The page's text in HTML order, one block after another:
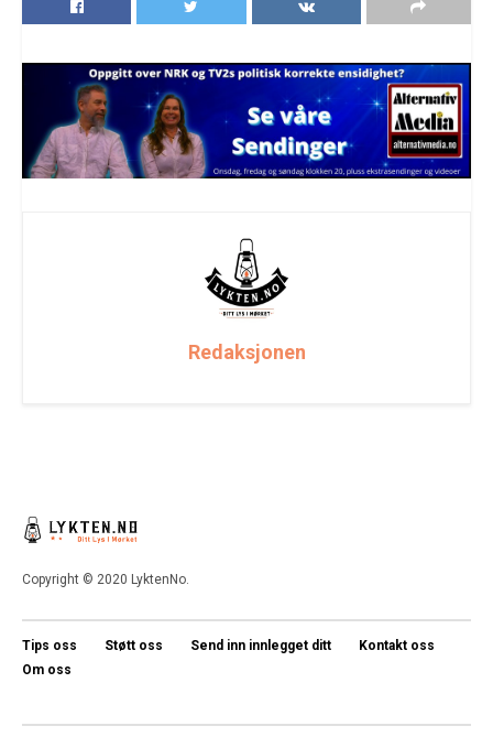
Redaksjonen
Copyright © 2020 LyktenNo.
Tips oss Støtt oss Send inn innlegget ditt
Kontakt oss
Om oss